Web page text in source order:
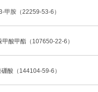
甲胺（22259-53-6）
酸甲酯（107650-22-6）
酸（144104-59-6）